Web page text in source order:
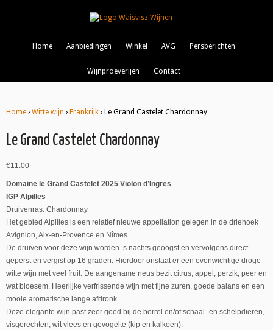
Home Aanbiedingen Winkel AVG Persberichten
Wijnproeverijen Contact
Home › Witte wijn › Frankrijk › Le Grand Castelet Chardonnay
Le Grand Castelet Chardonnay
€11.00
Domaine le Grand Castelet 2025 Violon d’Ingres
IGP Alpilles
Druivenras: Chardonnay
Het gebied Alpilles is een relatief nieuwe appellation gelegen in de driehoek
Avignion, Aix-en-Provence en Nîmes.
De druiven voor deze wijn worden ’s nachts geoogst en vervolgens direct
geperst en vergist op 16 graden. Hierdoor onstaat er een evenwichtige droge
witte wijn met veel fruit. De aangename neus bezit citrus, appel, perzik, peer en
wat bloesem. Heerlijke verfrissende wijn met fijne zuren, goede balans en een
mooie aromatische lange afdronk.
Deze elegante wijn past zeer goed bij de borrel en/of schaal- en schelpdieren,
visgerechten, wit vlees en gevogelte (kip en kalkoen).